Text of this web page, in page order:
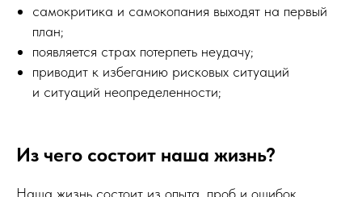
самокритика и самокопания выходят на первый
план;
появляется страх потерпеть неудачу;
приводит к избеганию рисковых ситуаций
и ситуаций неопределенности;
Из чего состоит наша жизнь?
Наша жизнь состоит из опыта, проб и ошибок,